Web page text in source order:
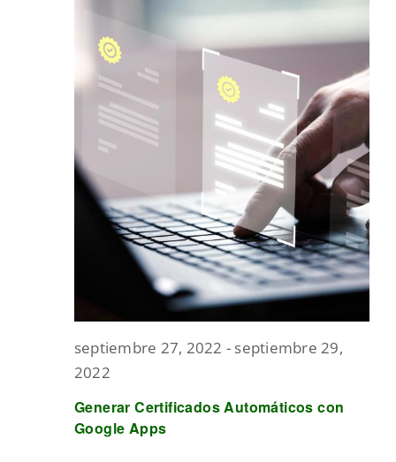
Generar Certificados Automáticos con
Google Apps
septiembre 27, 2022 - septiembre 29,
2022